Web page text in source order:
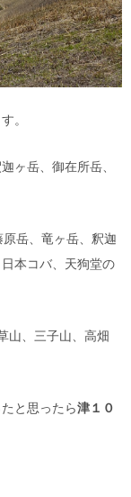
。
ヶ岳、御在所岳、
岳、竜ヶ岳、釈迦
本コバ、天狗堂の
山、三子山、高畑
と思ったら津１０